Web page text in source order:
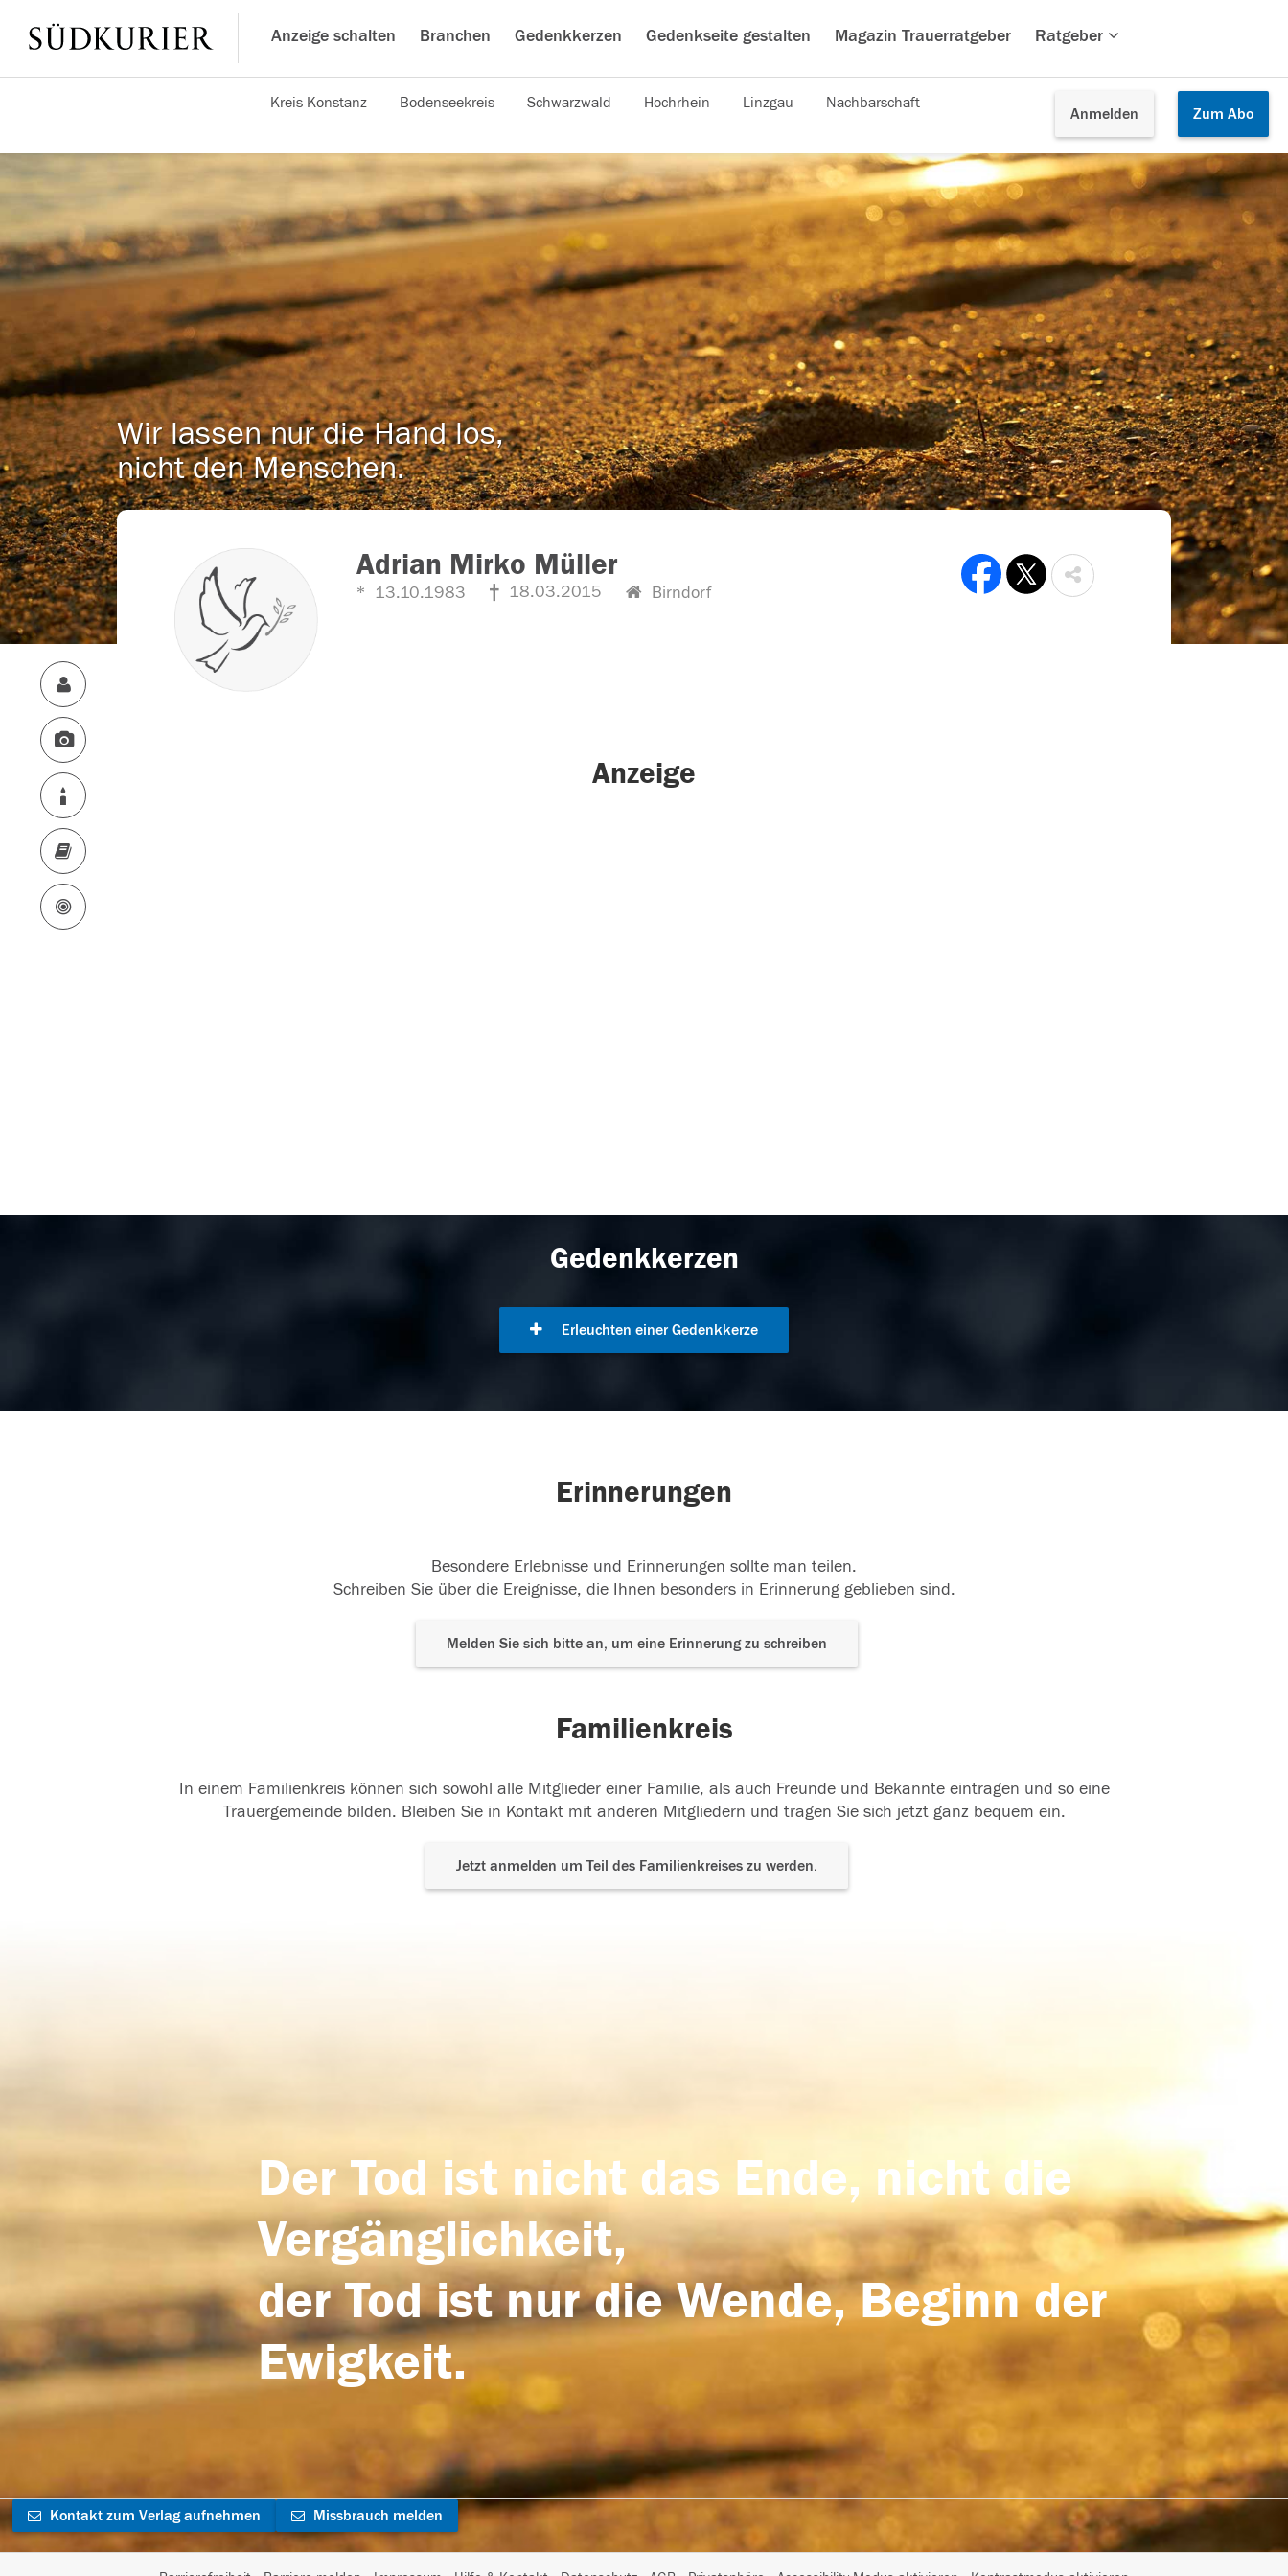
Anzeige schalten Branchen Gedenkkerzen Gedenkseite gestalten Magazin Trauerratgeber Ratgeber
Anmelden Zum Abo
Kreis Konstanz Bodenseekreis Schwarzwald Hochrhein Linzgau Nachbarschaft
Wir lassen nur die Hand los,
nicht den Menschen.
Adrian Mirko Müller
13.10.1983 18.03.2015 Birndorf
Anzeige
Gedenkkerzen
Erleuchten einer Gedenkkerze
Erinnerungen
Besondere Erlebnisse und Erinnerungen sollte man teilen.
Schreiben Sie über die Ereignisse, die Ihnen besonders in Erinnerung geblieben sind.
Melden Sie sich bitte an, um eine Erinnerung zu schreiben
Familienkreis
In einem Familienkreis können sich sowohl alle Mitglieder einer Familie, als auch Freunde und Bekannte eintragen und so eine
Trauergemeinde bilden. Bleiben Sie in Kontakt mit anderen Mitgliedern und tragen Sie sich jetzt ganz bequem ein.
Jetzt anmelden um Teil des Familienkreises zu werden.
Der Tod ist nicht das Ende, nicht die
Vergänglichkeit,
der Tod ist nur die Wende, Beginn der
Ewigkeit.
Kontakt zum Verlag aufnehmen Missbrauch melden